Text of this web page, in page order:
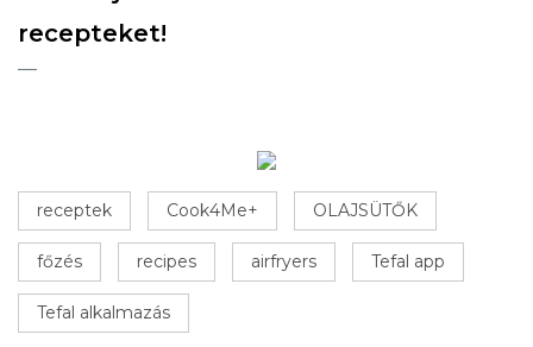
recepteket!
receptek Cook4Me+ OLAJSÜTŐK
főzés recipes airfryers Tefal app
Tefal alkalmazás